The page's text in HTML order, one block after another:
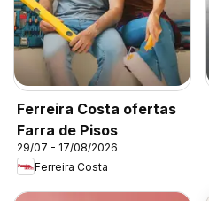
Ferreira Costa ofertas
Farra de Pisos
29/07 - 17/08/2026
Ferreira Costa